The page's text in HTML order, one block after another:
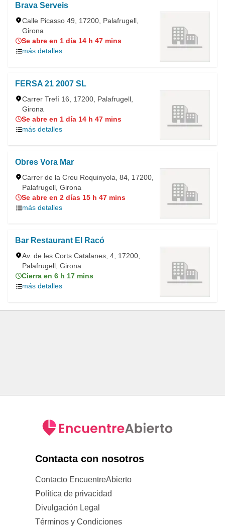
Brava Serveis
Calle Picasso 49, 17200, Palafrugell,
Girona
Se abre en 1 día 14 h 47 mins
más detalles
FERSA 21 2007 SL
Carrer Trefí 16, 17200, Palafrugell,
Girona
Se abre en 1 día 14 h 47 mins
más detalles
Obres Vora Mar
Carrer de la Creu Roquinyola, 84, 17200,
Palafrugell, Girona
Se abre en 2 días 15 h 47 mins
más detalles
Bar Restaurant El Racó
Av. de les Corts Catalanes, 4, 17200,
Palafrugell, Girona
Cierra en 6 h 17 mins
más detalles
Contacta con nosotros
Contacto EncuentreAbierto
Política de privacidad
Divulgación Legal
Términos y Condiciones